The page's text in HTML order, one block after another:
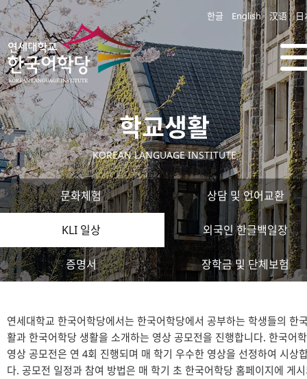
한글 English 汉语 日
학교생활
KOREAN LANGUAGE INSTITUTE
문화체험 상담 및 언어교환
KLI 일상 외국인 한글백일장
증명서 장학금 및 단체보험
연세대학교 한국어학당에서는 한국어학당에서 공부하는 학생들의 한
활과 한국어학당 생활을 소개하는 영상 공모전을 진행합니다. 한국어
영상 공모전은 연 4회 진행되며 매 학기 우수한 영상을 선정하여 시상
다. 공모전 일정과 참여 방법은 매 학기 초 한국어학당 홈페이지에 게